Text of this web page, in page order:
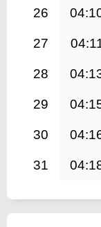
26
27
28
29
30
31